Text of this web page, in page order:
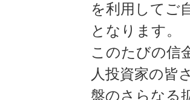
を利用してご
となります。
このたびの信
人投資家の皆
盤のさらなる